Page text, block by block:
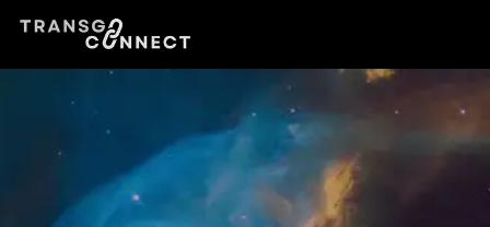
Lewati